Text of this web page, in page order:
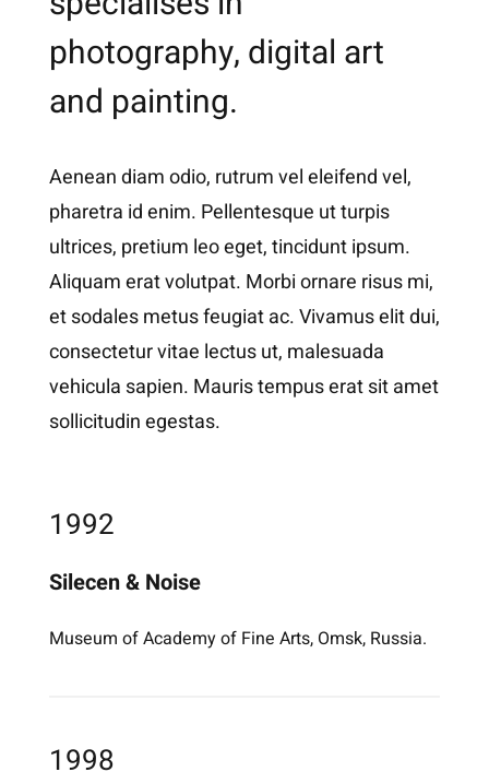
photography, digital art
and painting.
Aenean diam odio, rutrum vel eleifend vel,
pharetra id enim. Pellentesque ut turpis
ultrices, pretium leo eget, tincidunt ipsum.
Aliquam erat volutpat. Morbi ornare risus mi,
et sodales metus feugiat ac. Vivamus elit dui,
consectetur vitae lectus ut, malesuada
vehicula sapien. Mauris tempus erat sit amet
sollicitudin egestas.
1992
Silecen & Noise
Museum of Academy of Fine Arts, Omsk, Russia.
1998